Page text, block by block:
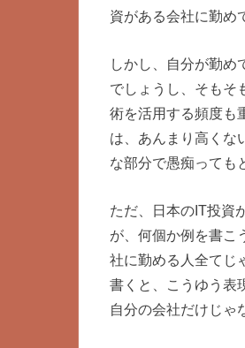
資がある会社に勤め
しかし、自分が勤め
でしょうし、そもそ
術を活用する頻度も
は、あんまり高くな
な部分で愚痴っても
ただ、日本のIT投資
が、何個か例を書こ
社に勤める人全てじ
書くと、こうゆう表
自分の会社だけじゃ